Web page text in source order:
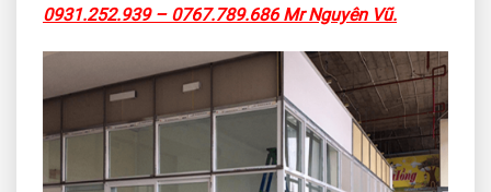
0931.252.939 – 0767.789.686 Mr Nguyên Vũ.